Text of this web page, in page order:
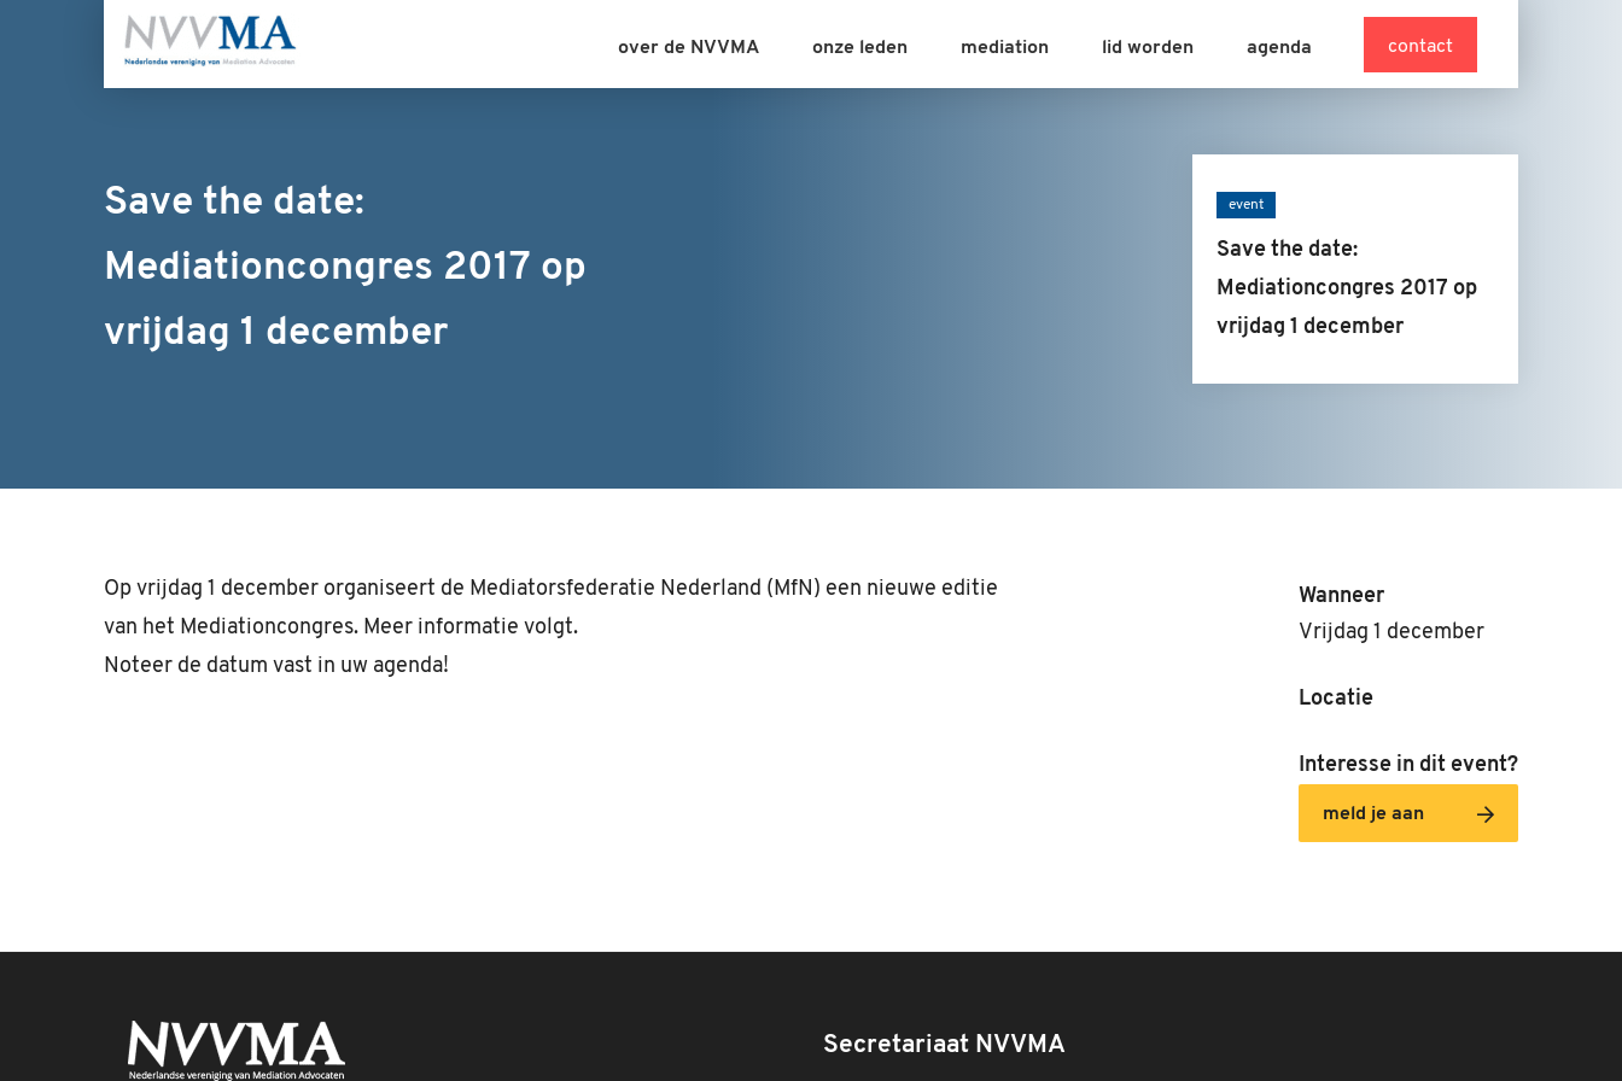
over de NVVMA onze leden mediation lid worden agenda contact
Save the date:
Mediationcongres 2017 op
vrijdag 1 december
event
Save the date:
Mediationcongres 2017 op
vrijdag 1 december
Op vrijdag 1 december organiseert de Mediatorsfederatie Nederland (MfN) een nieuwe editie
van het Mediationcongres. Meer informatie volgt.
Noteer de datum vast in uw agenda!
Wanneer
Vrijdag 1 december
Locatie
Interesse in dit event?
meld je aan
Secretariaat NVVMA